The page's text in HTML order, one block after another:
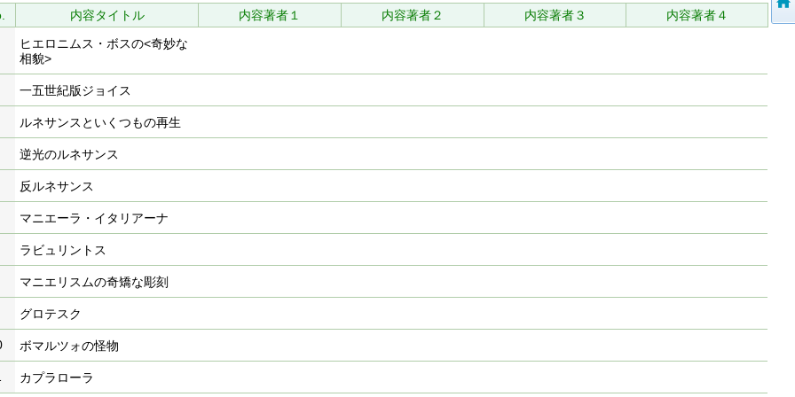
内容タイトル 内容著者１ 内容著者２ 内容著者３ 内容著者４
ヒエロニムス・ボスの<奇妙な
相貌>
一五世紀版ジョイス
ルネサンスといくつもの再生
逆光のルネサンス
反ルネサンス
マニエーラ・イタリアーナ
ラビュリントス
マニエリスムの奇矯な彫刻
グロテスク
ボマルツォの怪物
カプラローラ